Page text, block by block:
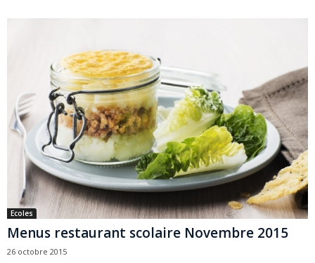
Ecoles
Menus restaurant scolaire Novembre 2015
26 octobre 2015